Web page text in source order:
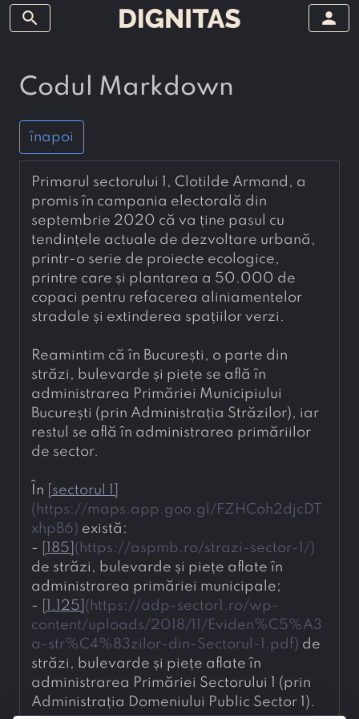
search person
Codul Markdown
înapoi
Primarul sectorului 1, Clotilde Armand, a
promis în campania electorală din
septembrie 2020 că va ține pasul cu
tendințele actuale de dezvoltare urbană,
printr-o serie de proiecte ecologice,
printre care și plantarea a 50.000 de
copaci pentru refacerea aliniamentelor
stradale și extinderea spațiilor verzi.
Reamintim că în București, o parte din
străzi, bulevarde și piețe se află în
administrarea Primăriei Municipiului
București (prin Administrația Străzilor), iar
restul se află în administrarea primăriilor
În sectorul 1
( https://maps.app.goo.gl/FZHCoh2djcDT
xhpB6)
-
185 ( https://aspmb.ro/strazi-sector-1/)
de străzi, bulevarde și piețe aflate în
administrarea primăriei municipale;
-
1.125 ( https://adp-sector1.ro/wp-
content/uploads/2018/11/Eviden%C5%A3
a-str%C4%83zilor-din-Sectorul-1.pdf) de
străzi, bulevarde și piețe aflate în
administrarea Primăriei Sectorului 1 (prin
Administrația Domeniului Public Sector 1).